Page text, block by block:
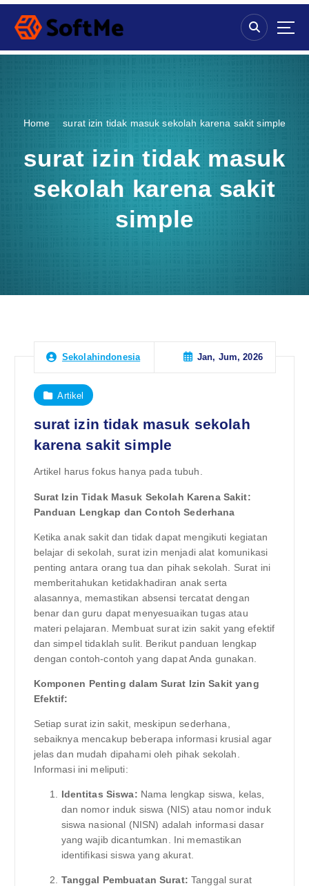
S
p
Home surat izin tidak masuk sekolah karena sakit simple
surat izin tidak masuk
sekolah karena sakit
simple
Sekolahindonesia Jan, Jum, 2026
Artikel
surat izin tidak masuk sekolah
karena sakit simple
Artikel harus fokus hanya pada tubuh.
Surat Izin Tidak Masuk Sekolah Karena Sakit:
Panduan Lengkap dan Contoh Sederhana
Ketika anak sakit dan tidak dapat mengikuti kegiatan
belajar di sekolah, surat izin menjadi alat komunikasi
penting antara orang tua dan pihak sekolah. Surat ini
memberitahukan ketidakhadiran anak serta
alasannya, memastikan absensi tercatat dengan
benar dan guru dapat menyesuaikan tugas atau
materi pelajaran. Membuat surat izin sakit yang efektif
dan simpel tidaklah sulit. Berikut panduan lengkap
dengan contoh-contoh yang dapat Anda gunakan.
Komponen Penting dalam Surat Izin Sakit yang
Efektif:
Setiap surat izin sakit, meskipun sederhana,
sebaiknya mencakup beberapa informasi krusial agar
jelas dan mudah dipahami oleh pihak sekolah.
Informasi ini meliputi:
Identitas Siswa: Nama lengkap siswa, kelas,
dan nomor induk siswa (NIS) atau nomor induk
siswa nasional (NISN) adalah informasi dasar
yang wajib dicantumkan. Ini memastikan
identifikasi siswa yang akurat.
Tanggal Pembuatan Surat: Tanggal surat